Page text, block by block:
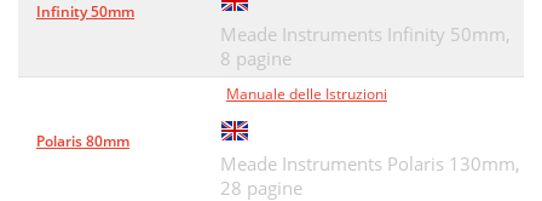
Infinity 50mm
Meade Instruments Infinity 50mm,
8 pagine
Polaris 80mm
Manuale delle Istruzioni
Meade Instruments Polaris 130mm,
28 pagine